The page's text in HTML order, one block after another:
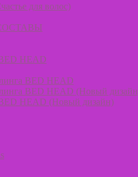
для волос)
HEAD
BED HEAD
BED HEAD (Новый
HEAD (Новый дизайн)